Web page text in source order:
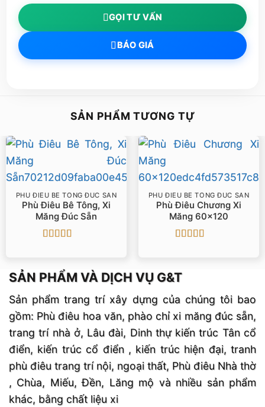
GỌI TƯ VẤN
BÁO GIÁ
SẢN PHẨM TƯƠNG TỰ
PHÙ ĐIÊU BÊ TÔNG ĐÚC SẴN
Phù Điêu Bê Tông, Xi
Măng Đúc Sẵn
PHÙ ĐIÊU BÊ TÔNG ĐÚC SẴN
Phù Điêu Chương Xi
Măng 60×120
SẢN PHẨM VÀ DỊCH VỤ G&T
Sản phẩm trang trí xây dựng của chúng tôi bao
gồm: Phù điêu hoa văn, phào chỉ xi măng đúc sẵn,
trang trí nhà ở, Lâu đài, Dinh thự kiến trúc Tân cổ
điển, kiến trúc cổ điển , kiến trúc hiện đại, tranh
phù điêu trang trí nội, ngoại thất, Phù điêu Nhà thờ
, Chùa, Miếu, Đền, Lăng mộ và nhiều sản phẩm
khác, bằng chất liệu xi